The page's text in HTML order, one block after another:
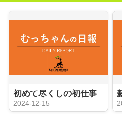
初めて尽くしの初仕事
2024-12-15